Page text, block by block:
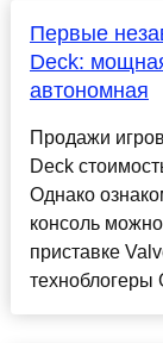
Первые
Deck:
автономная
Продажи
Deck
Однако
консоль
приставке
техноблогеры